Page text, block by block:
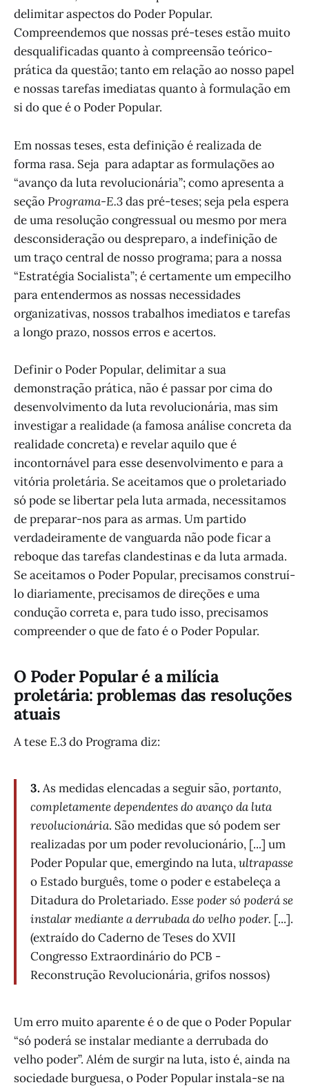
delimitar aspectos do Poder Popular.
Compreendemos que nossas pré-teses estão muito
desqualificadas quanto à compreensão teórico-
prática da questão; tanto em relação ao nosso papel
e nossas tarefas imediatas quanto à formulação em
si do que é o Poder Popular.
Em nossas teses, esta definição é realizada de
forma rasa. Seja para adaptar as formulações ao
“avanço da luta revolucionária”; como apresenta a
seçãoPrograma-E.3das pré-teses; seja pela espera
de uma resolução congressual ou mesmo por mera
desconsideração ou despreparo, a indefinição de
um traço central de nosso programa; para a nossa
“Estratégia Socialista”; é certamente um empecilho
para entendermos as nossas necessidades
organizativas, nossos trabalhos imediatos e tarefas
a longo prazo, nossos erros e acertos.
Definir o Poder Popular, delimitar a sua
demonstração prática, não é passar por cima do
desenvolvimento da luta revolucionária, mas sim
investigar a realidade (a famosa análise concreta da
realidade concreta) e revelar aquilo que é
incontornável para esse desenvolvimento e para a
vitória proletária. Se aceitamos que o proletariado
só pode se libertar pela luta armada, necessitamos
de preparar-nos para as armas. Um partido
verdadeiramente de vanguarda não pode ficar a
reboque das tarefas clandestinas e da luta armada.
Se aceitamos o Poder Popular, precisamos construí-
lo diariamente, precisamos de direções e uma
condução correta e, para tudo isso, precisamos
compreender o que de fato é o Poder Popular.
O Poder Popular é a milícia
proletária: problemas das resoluções
atuais
A tese E.3 do Programa diz:
3.As medidas elencadas a seguir são,portanto,
completamente dependentes do avanço da luta
revolucionária. São medidas que só podem ser
realizadas por um poder revolucionário, [...] um
Poder Popular que, emergindo na luta,ultrapasse
o Estado burguês, tome o poder e estabeleça a
Ditadura do Proletariado. Esse poder só poderá se
instalar mediante a derrubada do velho poder. [...].
(extraído do Caderno de Teses do XVII
Congresso Extraordinário do PCB -
Reconstrução Revolucionária, grifos nossos)
Um erro muito aparente é o de que o Poder Popular
“só poderá se instalar mediante a derrubada do
velho poder”. Além de surgir na luta, isto é, ainda na
sociedade burguesa, o Poder Popular instala-se na